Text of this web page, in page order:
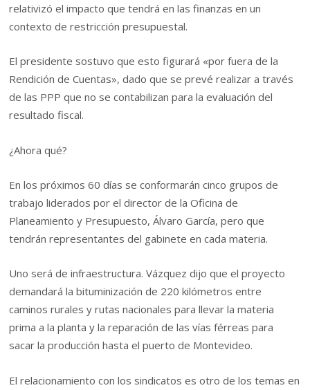
relativizó el impacto que tendrá en las finanzas en un
contexto de restricción presupuestal.
El presidente sostuvo que esto figurará «por fuera de la
Rendición de Cuentas», dado que se prevé realizar a través
de las PPP que no se contabilizan para la evaluación del
resultado fiscal.
¿Ahora qué?
En los próximos 60 días se conformarán cinco grupos de
trabajo liderados por el director de la Oficina de
Planeamiento y Presupuesto, Álvaro García, pero que
tendrán representantes del gabinete en cada materia.
Uno será de infraestructura. Vázquez dijo que el proyecto
demandará la bituminización de 220 kilómetros entre
caminos rurales y rutas nacionales para llevar la materia
prima a la planta y la reparación de las vías férreas para
sacar la producción hasta el puerto de Montevideo.
El relacionamiento con los sindicatos es otro de los temas en